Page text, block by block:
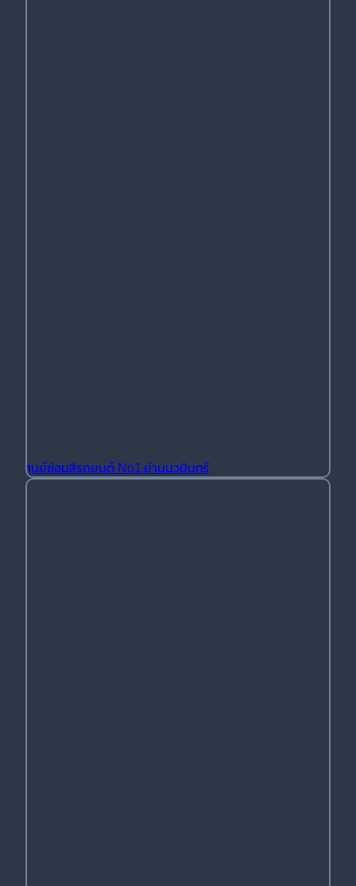
ศูนย์ซ่อมสีรถยนต์ No1 ย่านนวมินทร์